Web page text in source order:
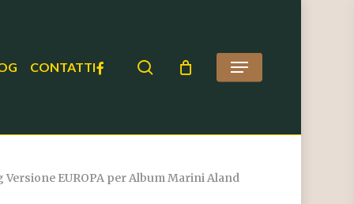
CONTATTIFACEBOOK search Menu
Versione EUROPA per Album Marini Aland